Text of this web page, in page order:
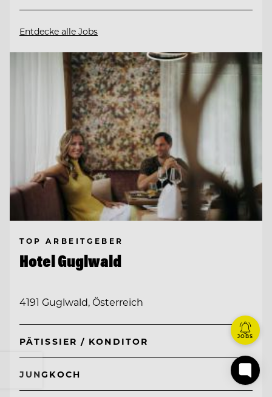
Entdecke alle Jobs
TOP ARBEITGEBER
Hotel Guglwald
4191 Guglwald, Österreich
PÂTISSIER / KONDITOR
JUNGKOCH
JOBS